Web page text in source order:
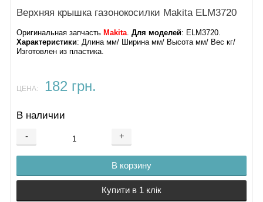
Верхняя крышка газонокосилки Makita ELM3720
Оригинальная запчасть Makita .Для моделей: ELM3720.
Характеристики: Длина мм/ Ширина мм/ Высота мм/ Вес кг/
Изготовлен из пластика.
ЦЕНА: 182 грн.
В наличии
- +
В корзину
Купити в 1 клік